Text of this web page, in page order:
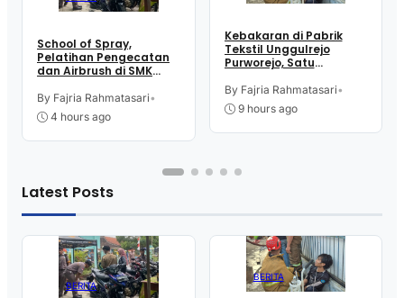
School of Spray,
Pelatihan Pengecatan
dan Airbrush di SMK
Kutoarjo
By Fajria Rahmatasari•
4 hours ago
Kebakaran di Pabrik
Tekstil Unggulrejo
Purworejo, Satu
Tulang, Petugas
Damkar Sesak Nafas
By Fajria Rahmatasari•
9 hours ago
Latest Posts
BERITA
BERITA